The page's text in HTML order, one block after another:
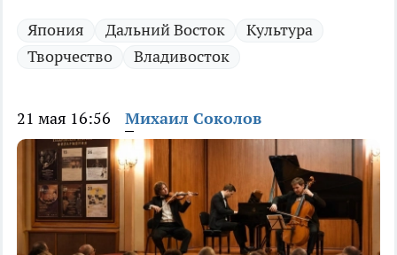
Япония Дальний Восток
Культура
Творчество
Владивосток
21 мая 16:56 Михаил Соколов